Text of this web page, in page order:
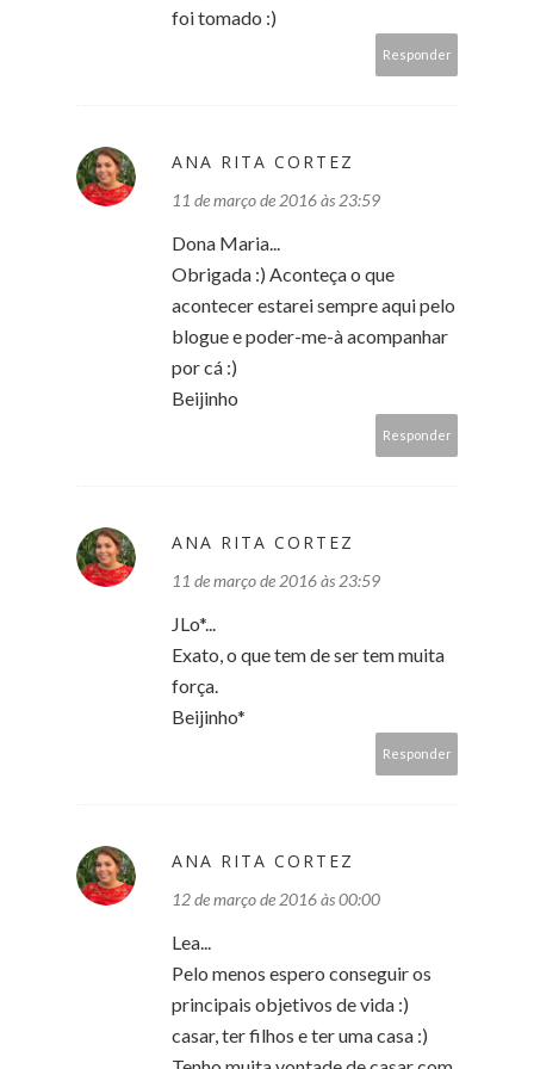
foi tomado :)
Responder
ANA RITA CORTEZ
11 de março de 2016 às 23:59
Dona Maria...
Obrigada :) Aconteça o que
acontecer estarei sempre aqui pelo
blogue e poder-me-à acompanhar
por cá :)
Beijinho
Responder
ANA RITA CORTEZ
11 de março de 2016 às 23:59
JLo*...
Exato, o que tem de ser tem muita
força.
Beijinho*
Responder
ANA RITA CORTEZ
12 de março de 2016 às 00:00
Lea...
Pelo menos espero conseguir os
principais objetivos de vida :)
casar, ter filhos e ter uma casa :)